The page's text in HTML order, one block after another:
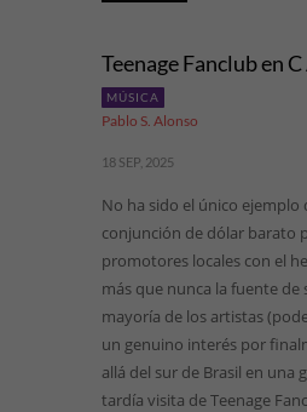
Teenage Fanclub en
MÚSICA
Pablo S. Alonso
18 SEP, 2025
No ha sido el único ejemplo
conjunción de dólar barato
promotores locales con el
más que nunca la fuente de
mayoría de los artistas
un genuino interés por
allá del sur de Brasil en una
tardía visita de Teenage